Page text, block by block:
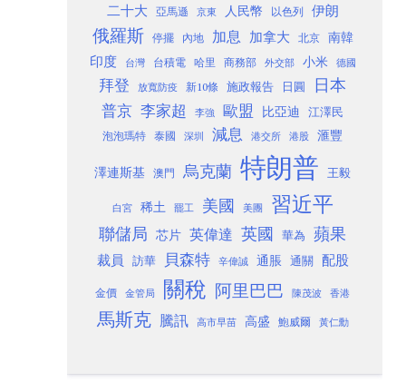
二十大 亞馬遜 京東 人民幣 以色列 伊朗
俄羅斯 停擺 內地 加息 加拿大 北京
南韓
印度
台灣 台積電 哈里 商務部 外交部 小米 德國
拜登 放寬防疫 新10條 施政報告 日圓 日本
普京 李家超 李強 歐盟 比亞迪 江澤民
泡泡瑪特 泰國 深圳 減息 港交所 港股 滙豐
澤連斯基 澳門 烏克蘭 特朗普 王毅
白宮 稀土 罷工 美國 美團 習近平
聯儲局 芯片 英偉達 英國 華為 蘋果
裁員 訪華 貝森特 辛偉誠 通脹 通關 配股
金價 金管局 關稅 阿里巴巴 陳茂波 香港
馬斯克 騰訊 高市早苗 高盛 鮑威爾 黃仁勳